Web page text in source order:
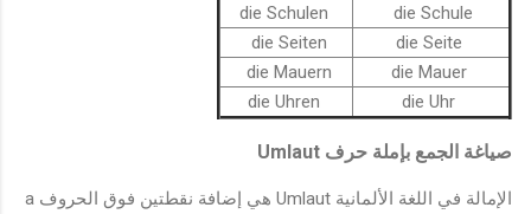
die Schule
die Seiten
die Mauer
die Mauern
صياغة الجمع بإملة حرف Umlaut
الإمالة في اللغة الألمانية Umlaut هي إضافة نقطتين فوق الحروف a